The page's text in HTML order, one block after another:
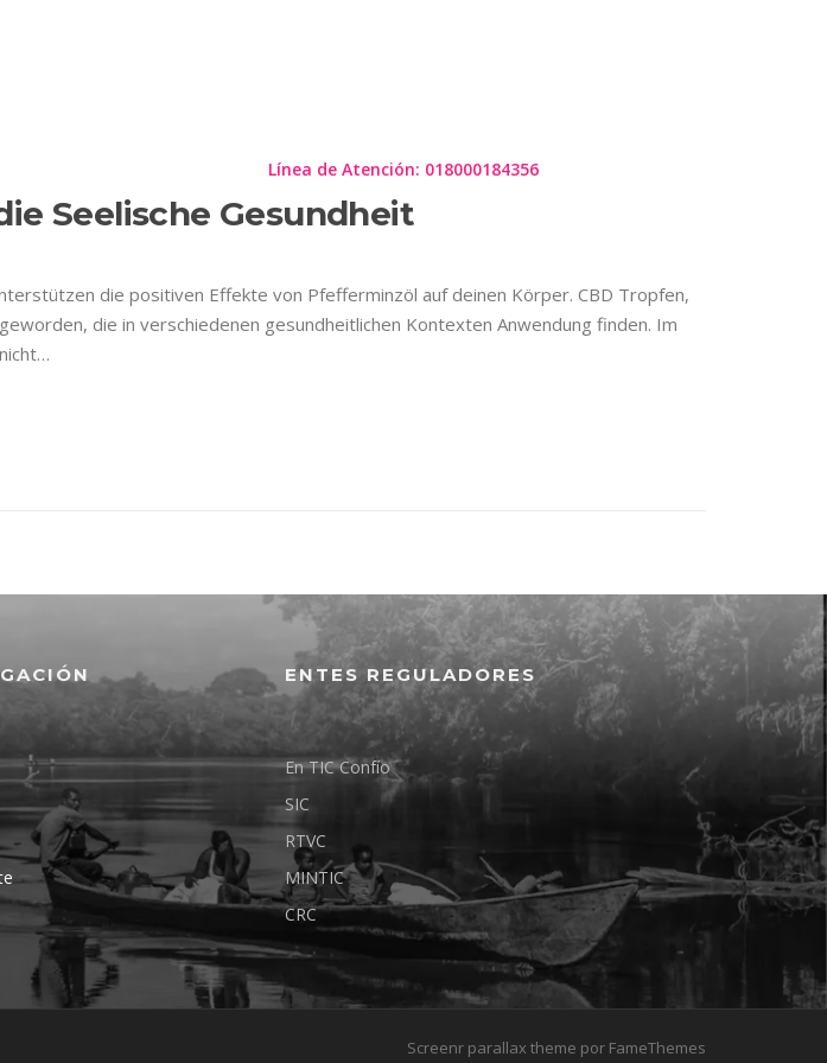
Línea de Atención: 018000184356
Seelische Gesundheit
die positiven Effekte von Pfefferminzöl auf deinen Körper. CBD Tropfen,
die in verschiedenen gesundheitlichen Kontexten Anwendung finden. Im
ENTES REGULADORES
En TIC Confío
SIC
RTVC
MINTIC
CRC
Screenr parallax theme por FameThemes